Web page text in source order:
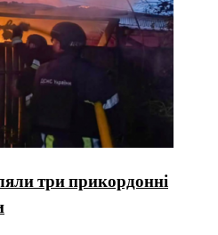
три прикордонні